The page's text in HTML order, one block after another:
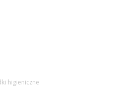
higieniczne